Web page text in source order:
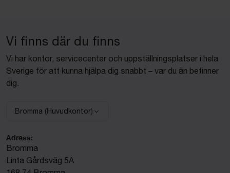
Vi finns där du finns
Vi har kontor, servicecenter och uppställningsplatser i hela
Sverige för att kunna hjälpa dig snabbt – var du än befinner
dig.
Välj anläggning:
Bromma (Huvudkontor)
Adress:
Bromma
Linta Gårdsväg 5A